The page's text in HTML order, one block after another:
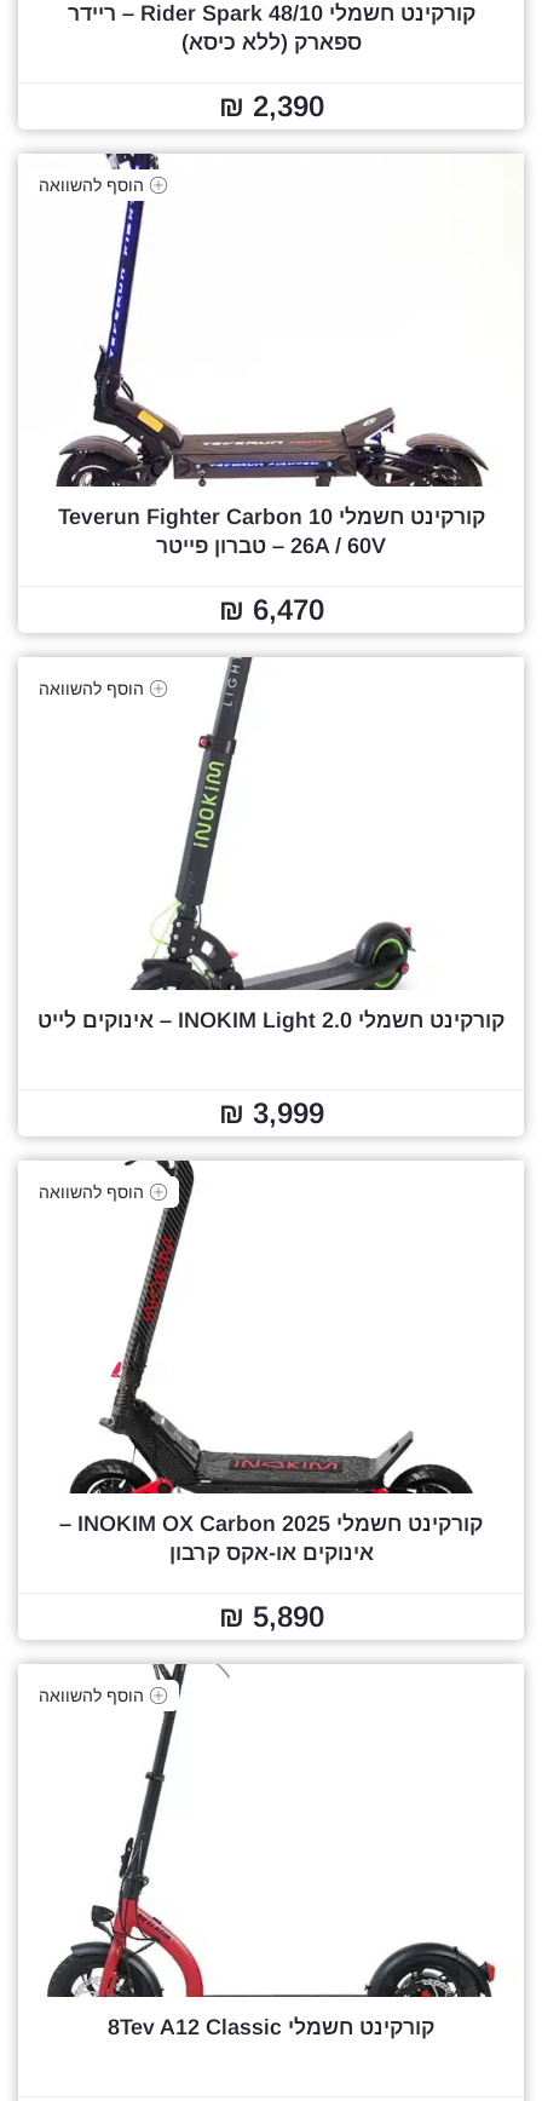
קורקינט חשמלי 48/10 Rider Spark – ריידר
ספארק (ללא כיסא)
2,390 ₪
הוסף להשוואה
קורקינט חשמלי Teverun Fighter Carbon 10
26A / 60V – טברון פייטר
6,470 ₪
הוסף להשוואה
קורקינט חשמלי 2.0 INOKIM Light – אינוקים לייט
3,999 ₪
הוסף להשוואה
קורקינט חשמלי 2025 INOKIM OX Carbon –
אינוקים או-אקס קרבון
5,890 ₪
הוסף להשוואה
קורקינט חשמלי 8Tev A12 Classic